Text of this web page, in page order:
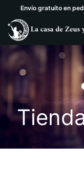
Envío gratuíto en